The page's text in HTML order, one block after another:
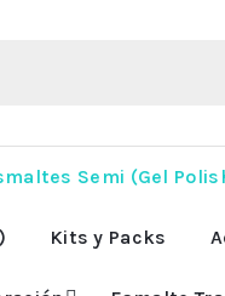
Semi (Gel
Kits y Packs